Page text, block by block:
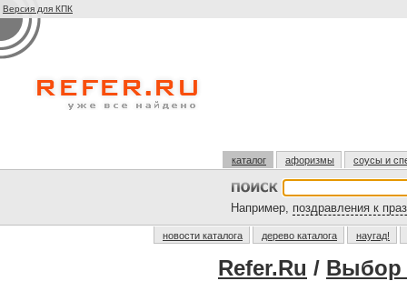
Версия для КПК
каталог афоризмы соусы и
Например, поздравления к
новости каталога дерево каталога наугад!
Refer.Ru / Выбор